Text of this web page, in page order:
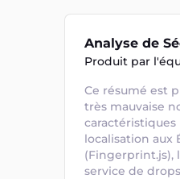
Analyse de
Produit par
Ce résumé est
très mauvaise
localisation aux
(Fingerprint.js),
service de